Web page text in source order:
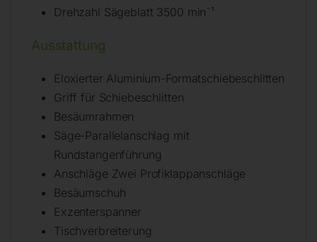
Drehzahl Sägeblatt 3500 min¯¹
Ausstattung
Eloxierter Aluminium-Formatschiebeschlitten
Griff für Schiebeschlitten
Besäumrahmen
Säge-Parallelanschlag mit
Rundstangenführung
Anschläge Zwei Profiklappanschläge
Besäumschuh
Exzenterspanner
Tischverbreiterung